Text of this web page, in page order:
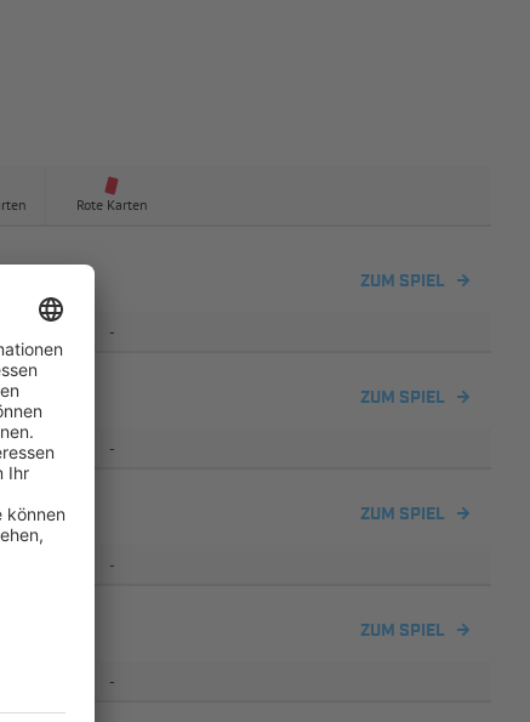
Rote Karten
ZUM SPIEL
-
ZUM SPIEL
-
ZUM SPIEL
-
ZUM SPIEL
-